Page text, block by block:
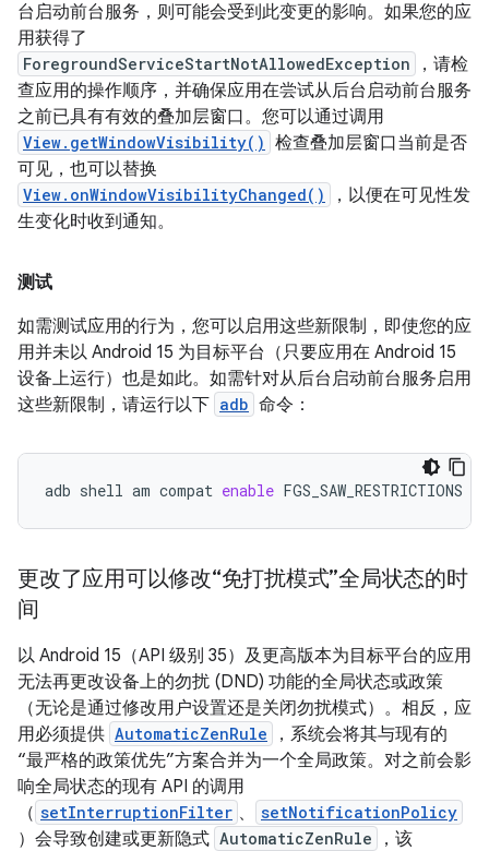
台启动前台服务，则可能会受到此变更的影响。如果您的应
用获得了
ForegroundServiceStartNotAllowedException
，请检
查应用的操作顺序，并确保应用在尝试从后台启动前台服务
之前已具有有效的叠加层窗口。您可以通过调用
View.getWindowVisibility() 检查叠加层窗口当前是否
可见，也可以替换
View.onWindowVisibilityChanged()
，以便在可见性发
生变化时收到通知。
测试
如需测试应用的行为，您可以启用这些新限制，即使您的应
用并未以 Android 15 为目标平台（只要应用在 Android 15
设备上运行）也是如此。如需针对从后台启动前台服务启用
这些新限制，请运行以下 adb 命令：
adb shell am compat enable FGS_SAW_RESTRICTIONS
更改了应用可以修改“免打扰模式”全局状态的时
间
以 Android 15（API 级别 35）及更高版本为目标平台的应用
无法再更改设备上的勿扰 (DND) 功能的全局状态或政策
（无论是通过修改用户设置还是关闭勿扰模式）。相反，应
用必须提供 AutomaticZenRule
，系统会将其与现有的
“最严格的政策优先”方案合并为一个全局政策。对之前会影
响全局状态的现有 API 的调用
（ setInterruptionFilter 、 setNotificationPolicy
）会导致创建或更新隐式 AutomaticZenRule ，该